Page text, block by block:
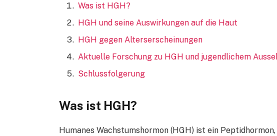
Was ist HGH?
HGH und seine Auswirkungen auf die Haut
HGH gegen Alterserscheinungen
Aktuelle Forschung zu HGH und jugendlichem
Schlussfolgerung
Was ist HGH?
Humanes Wachstumshormon (HGH) ist ein